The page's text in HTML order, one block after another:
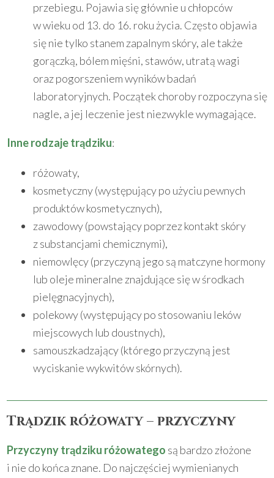
przebiegu. Pojawia się głównie u chłopców
w wieku od 13. do 16. roku życia. Często objawia
się nie tylko stanem zapalnym skóry, ale także
gorączką, bólem mięśni, stawów, utratą wagi
oraz pogorszeniem wyników badań
laboratoryjnych. Początek choroby rozpoczyna się
nagle, a jej leczenie jest niezwykle wymagające.
Inne rodzaje trądziku:
różowaty,
kosmetyczny (występujący po użyciu pewnych
produktów kosmetycznych),
zawodowy (powstający poprzez kontakt skóry
z substancjami chemicznymi),
niemowlęcy (przyczyną jego są matczyne hormony
lub oleje mineralne znajdujące się w środkach
pielęgnacyjnych),
polekowy (występujący po stosowaniu leków
miejscowych lub doustnych),
samouszkadzający (którego przyczyną jest
wyciskanie wykwitów skórnych).
Trądzik różowaty – przyczyny
Przyczyny trądziku różowatego są bardzo złożone
i nie do końca znane. Do najczęściej wymienianych